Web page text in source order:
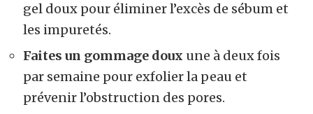
gel doux pour éliminer l’excès de sébum et
les impuretés.
Faites un gommage doux une à deux fois
par semaine pour exfolier la peau et
prévenir l’obstruction des pores.